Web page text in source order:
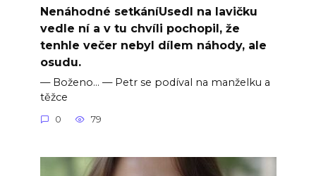
Nenáhodné setkáníUsedl na lavičku
vedle ní a v tu chvíli pochopil, že
tenhle večer nebyl dílem náhody, ale
osudu.
— Boženo… — Petr se podíval na manželku a
těžce
0 79